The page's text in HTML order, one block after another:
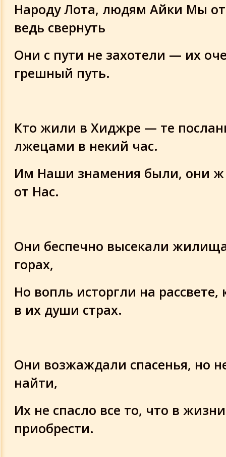
Народу Лота, людям Айки Мы
ведь свернуть
Они с пути не захотели — их
грешный путь.
Кто жили в Хиджре — те
лжецами в некий час.
Им Наши знамения были, они ж
от Нас.
Они беспечно высекали
горах,
Но вопль исторгли на
в их души страх.
Они возжаждали спасенья, но
найти,
Их не спасло все то, что в
приобрести.